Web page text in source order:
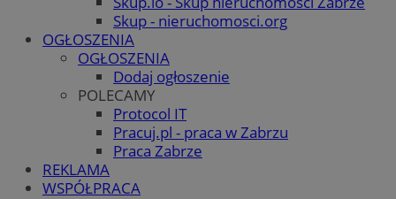
Skup - nieruchomosci.org
OGŁOSZENIA
OGŁOSZENIA
Dodaj ogłoszenie
POLECAMY
Protocol IT
Pracuj.pl - praca w Zabrzu
Praca Zabrze
REKLAMA
WSPÓŁPRACA